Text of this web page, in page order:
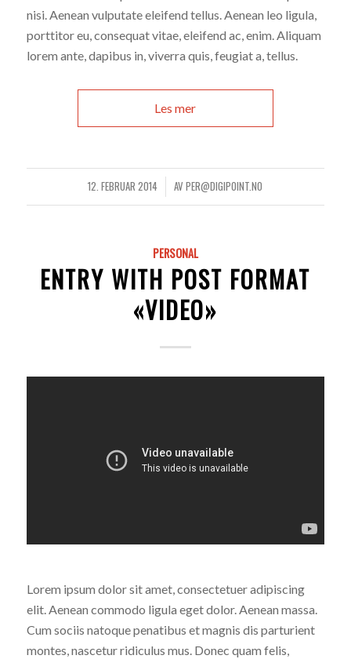
nisi. Aenean vulputate eleifend tellus. Aenean leo ligula,
porttitor eu, consequat vitae, eleifend ac, enim. Aliquam
lorem ante, dapibus in, viverra quis, feugiat a, tellus.
Les mer
12. FEBRUAR 2014
/ AVPER@DIGIPOINT.NO
PERSONAL
ENTRY WITH POST FORMAT
«VIDEO»
Lorem ipsum dolor sit amet, consectetuer adipiscing
elit. Aenean commodo ligula eget dolor. Aenean massa.
Cum sociis natoque penatibus et magnis dis parturient
montes, nascetur ridiculus mus. Donec quam felis,